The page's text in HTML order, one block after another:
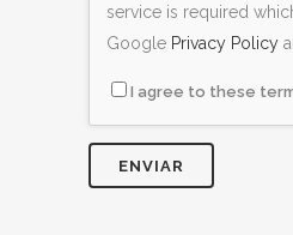
service is required
Google Privacy Policy
I agree to these